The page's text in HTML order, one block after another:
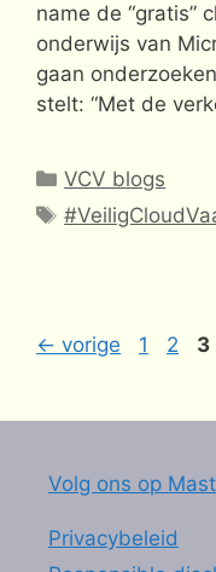
name de “gratis”
onderwijs van
gaan
stelt: “Met de
Categorieën
VCV blogs
Tags
← vorige Pagina
1 2 3
Volg ons op
Privacybeleid